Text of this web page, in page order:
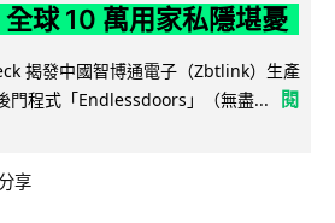
球 10 萬用家私隱堪憂
揭發中國智博通電子（Zbtlink）生產
門程式「Endlessdoors」（無盡...
閱
享